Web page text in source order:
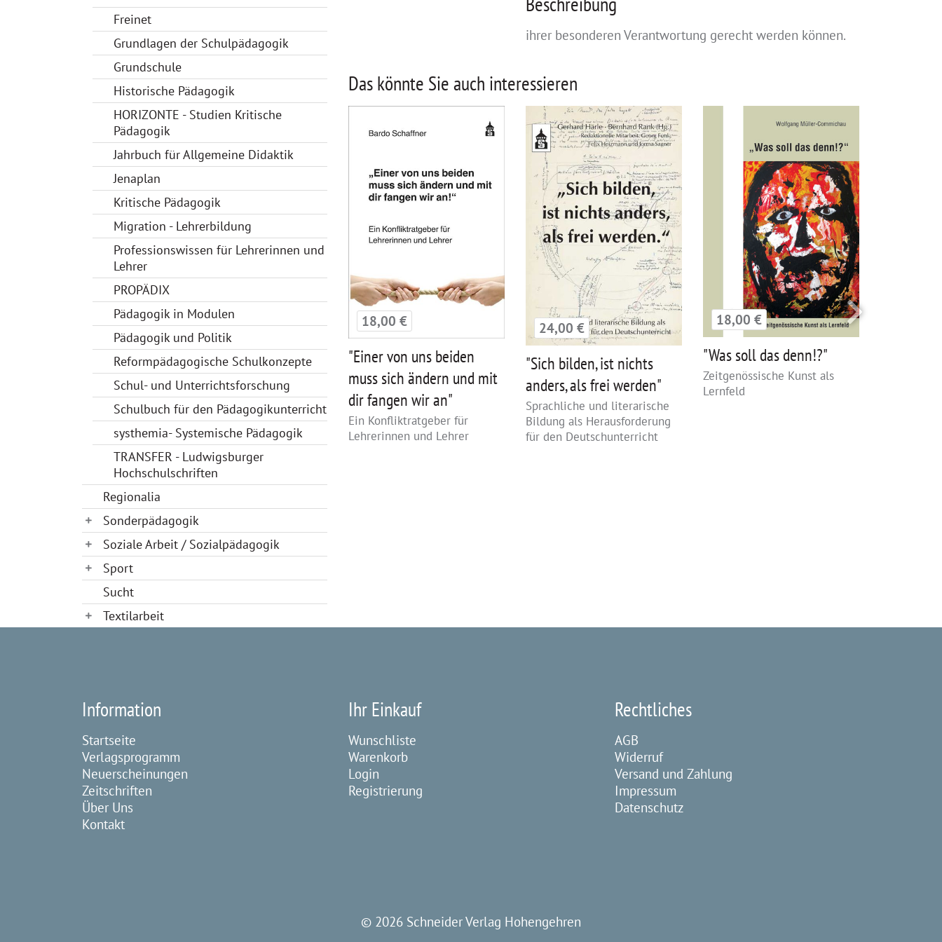
ihrer besonderen Verantwortung gerecht werden können.
Das könnte Sie auch interessieren
18,00 €
"Einer von uns beiden
muss sich ändern und mit
dir fangen wir an"
Ein Konfliktratgeber für
Lehrerinnen und Lehrer
24,00 €
"Sich bilden, ist nichts
anders, als frei werden"
Sprachliche und literarische
Bildung als Herausforderung
für den Deutschunterricht
18,00 €
"Was soll das denn!?"
Zeitgenössische Kunst als
Lernfeld
Freinet
Grundlagen der Schulpädagogik
Grundschule
Historische Pädagogik
HORIZONTE - Studien Kritische
Pädagogik
Jahrbuch für Allgemeine Didaktik
Jenaplan
Kritische Pädagogik
Migration - Lehrerbildung
Professionswissen für Lehrerinnen und
Lehrer
PROPÄDIX
Pädagogik in Modulen
Pädagogik und Politik
Reformpädagogische Schulkonzepte
Schul- und Unterrichtsforschung
Schulbuch für den Pädagogikunterricht
systhemia- Systemische Pädagogik
TRANSFER - Ludwigsburger
Hochschulschriften
Regionalia
Sonderpädagogik
Soziale Arbeit / Sozialpädagogik
Sport
Sucht
Textilarbeit
Information
Startseite
Verlagsprogramm
Neuerscheinungen
Zeitschriften
Über Uns
Kontakt
Ihr Einkauf
Wunschliste
Warenkorb
Login
Registrierung
Rechtliches
AGB
Widerruf
Versand und Zahlung
Impressum
Datenschutz
© 2026 Schneider Verlag Hohengehren